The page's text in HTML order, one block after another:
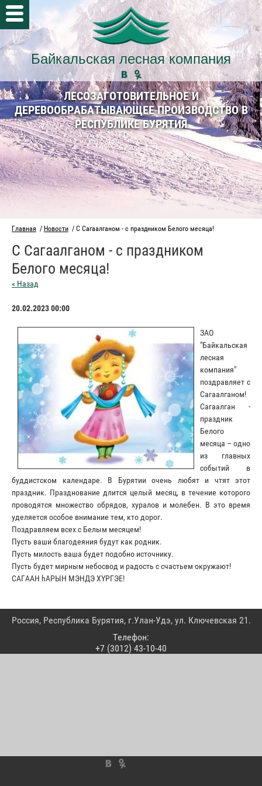
Байкальская лесная компания
ЛЕСОЗАГОТОВИТЕЛЬНОЕ И
ДЕРЕВООБРАБАТЫВАЮЩЕЕ ПРОИЗВОДСТВО В
РЕСПУБЛИКЕ БУРЯТИЯ
Главная / Новости / С Сагаалганом - с праздником Белого месяца!
С Сагаалганом - с праздником
Белого месяца!
« Назад
20.02.2023 00:00
ЗАО
"Байкальская
лесная
компания"
поздравляет с
Сагаалганом!
Сагаалган -
праздник
Белого
месяца – одно
из главных
событий в
буддистском календаре. В Бурятии очень любят и чтят этот
праздник. Празднование длится целый месяц, в течение которого
проводятся множество обрядов, хуралов и молебен. В это время
уделяется особое внимание тем, кто дорог.
Поздравляем всех с Белым месяцем!
Пусть ваши благодеяния будут как родник.
Пусть милость ваша будет подобно источнику.
Пусть будет мирным небосвод и радость с счастьем окружают!
САГААН hАРЫН МЭНДЭ ХYРГЭЕ!
Россия, Республика Бурятия, г.Улан-Удэ, ул. Ключевская 21.
Телефон:
+7 (3012) 43-10-40